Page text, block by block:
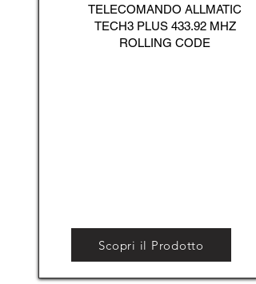
TELECOMANDO ALLMATIC
TECH3 PLUS 433.92 MHZ
ROLLING CODE
Scopri il Prodotto